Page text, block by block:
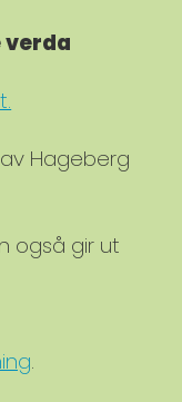
verda
Hageberg
også gir ut
.